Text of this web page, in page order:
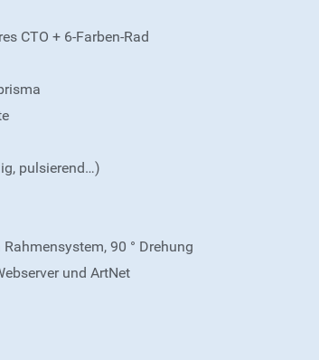
CTO + 6-Farben-Rad
pulsierend…)
90 ° Drehung
und ArtNet